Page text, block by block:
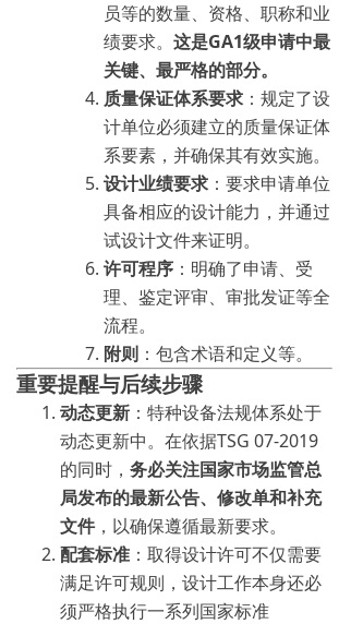
员等的数量、资格、职称和业
绩要求。 这是GA1级申请中最
关键、最严格的部分。
质量保证体系要求 ：规定了设
计单位必须建立的质量保证体
系要素，并确保其有效实施。
设计业绩要求 ：要求申请单位
具备相应的设计能力，并通过
试设计文件来证明。
许可程序 ：明确了申请、受
理、鉴定评审、审批发证等全
流程。
附则 ：包含术语和定义等。
重要提醒与后续步骤
动态更新 ：特种设备法规体系处于
动态更新中。在依据TSG 07-2019
的同时， 务必关注国家市场监管总
局发布的最新公告、修改单和补充
文件，以确保遵循最新要求。
配套标准 ：取得设计许可不仅需要
满足许可规则，设计工作本身还必
须严格执行一系列国家标准